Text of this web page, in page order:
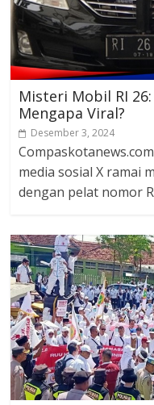
Misteri Mobil RI
Mengapa Viral?
Desember 3, 2024
media sosial X ramai
dengan pelat nomor